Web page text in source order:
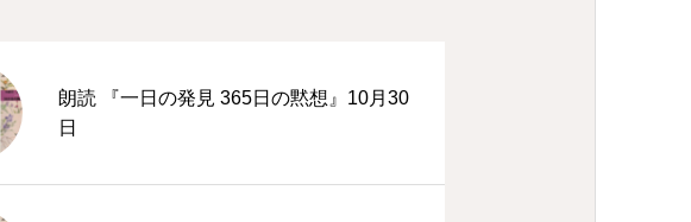
朗読 『一日の発見 365日の黙想』10月30
日